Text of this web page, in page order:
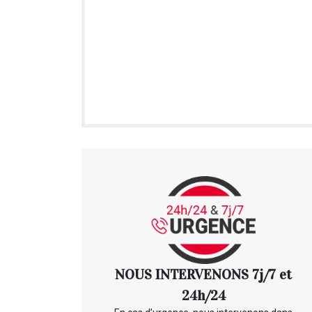
NOUS INTERVENONS 7j/7 et
24h/24